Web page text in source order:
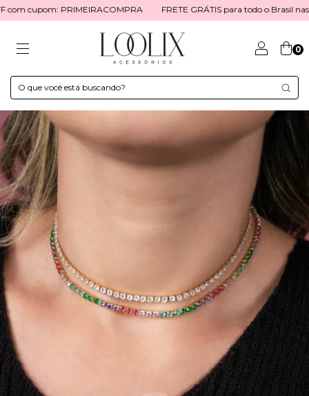
cupom: PRIMEIRACOMPRA FRETE GRÁTIS para todo o Brasil nas
0